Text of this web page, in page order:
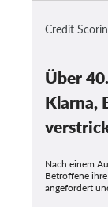
Credit
Über
Klarna,
Nach einem
Betroffene
angefordert